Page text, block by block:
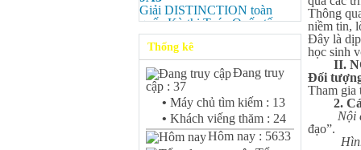
Giải DISTINCTION toàn
quốc Kỳ thi Toán Quốc tế
Kangaroo – IKMC 2020
Nguyễn Minh Cương - Lớp
9A3
Giải Ba kỳ thi chọn HSG cấp
tỉnh môn Toán.
Bùi Quang Minh - Lớp 9A3
Giải DISTINCTION Toàn
quốc Kỳ thi Toán Quốc tế
Thống kê
Đang truy
cập : 37
• Máy chủ tìm kiếm : 13
• Khách viếng thăm : 24
Hôm nay : 5633
Thông
niềm tin,
Đây là dịp
học sinh
II.
Đối
Tham gia
2.
Nội
đạo”.
Hình